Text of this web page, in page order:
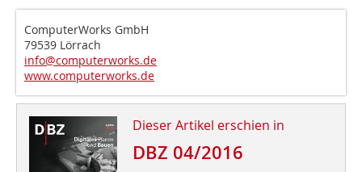
ComputerWorks GmbH
79539 Lörrach
info@computerworks.de
www.computerworks.de
Dieser Artikel erschien in
DBZ 04/2016